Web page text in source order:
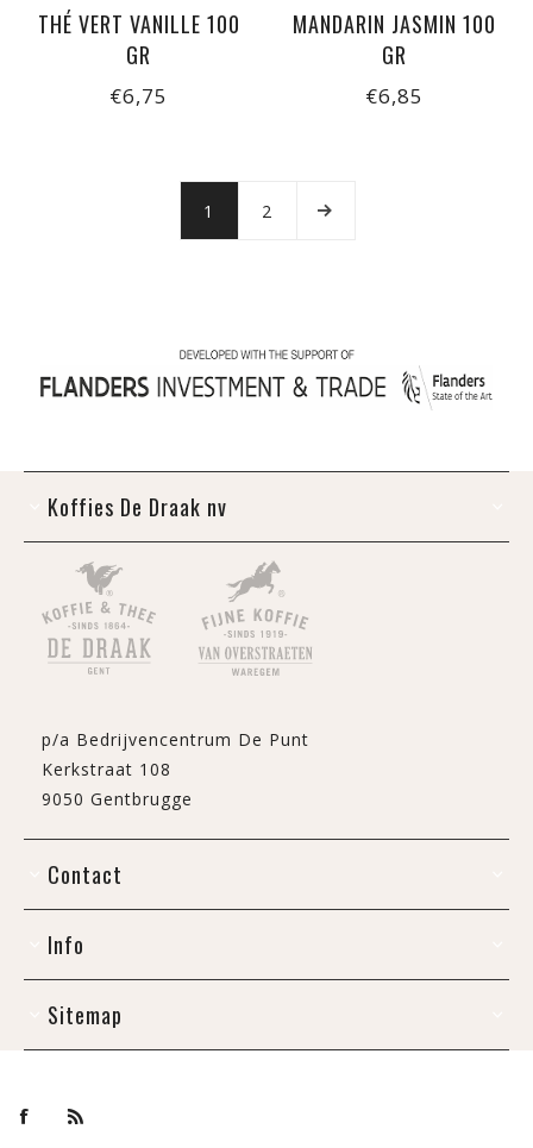
THÉ VERT VANILLE 100
GR
€6,75
MANDARIN JASMIN 100
GR
€6,85
1 2
Koffies De Draak nv
p/a Bedrijvencentrum De Punt
Kerkstraat 108
9050 Gentbrugge
Contact
Info
Sitemap